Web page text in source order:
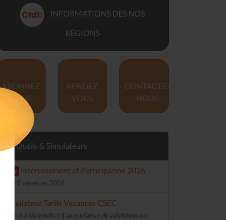
INFORMATIONS DES NOS
RÉGIONS
ABONNEZ
VOUS
RENDEZ
VOUS
CONTACTEZ
NOUS
Outils & Simulateurs
new Intéressement et Participation 2026
2025 versés en 2026
Simulateur Tarifs Vacances CSEC
Calcul à titre indicatif sous réserve de validation des